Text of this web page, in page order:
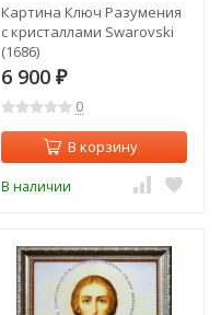
Картина Ключ Разумения
с кристаллами Swarovski
(1686)
6 900 ₽
0
В корзину
В наличии